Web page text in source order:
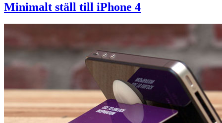
Minimalt ställ till iPhone 4